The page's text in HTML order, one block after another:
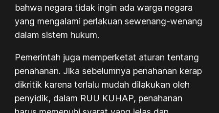
bahwa negara tidak ingin ada warga negara
yang mengalami perlakuan sewenang-wenang
dalam sistem hukum.
Pemerintah juga memperketat aturan tentang
penahanan. Jika sebelumnya penahanan kerap
dikritik karena terlalu mudah dilakukan oleh
penyidik, dalam RUU KUHAP, penahanan